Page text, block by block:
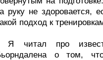
руку не здоровается,
подход к
Я читал про
о том,